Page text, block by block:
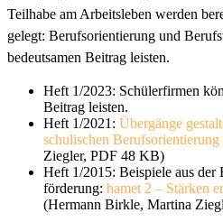
Teilhabe am Arbeitsleben werden
gelegt: Berufsorientierung und
bedeutsamen Beitrag leisten.
Heft 1/2023: Schülerfirmen
Beitrag leisten.
Heft 1/2021: Übergänge
schulischen
Ziegler, PDF 48 KB)
Heft 1/2015: Beispiele aus der
förderung: hamet 2 – Stärken
(Hermann Birkle, Martina